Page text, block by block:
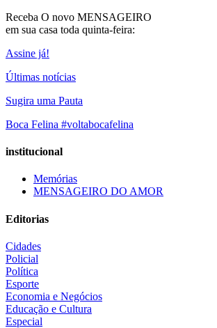
Receba O novo MENSAGEIRO
em sua casa toda quinta-feira:
Assine já!
Últimas notícias
Sugira uma Pauta
Boca Felina #voltabocafelina
institucional
Memórias
MENSAGEIRO DO AMOR
Editorias
Cidades
Policial
Política
Esporte
Economia e Negócios
Educação e Cultura
Especial